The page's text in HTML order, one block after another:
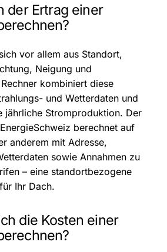
der Ertrag einer
vor allem aus Standort,
Neigung und
kombiniert diese
und Wetterdaten und
jährliche Stromproduktion. Der
berechnet auf
anderem mit Adresse,
sowie Annahmen zu
– eine standortbezogene
Ihr Dach.
die Kosten einer